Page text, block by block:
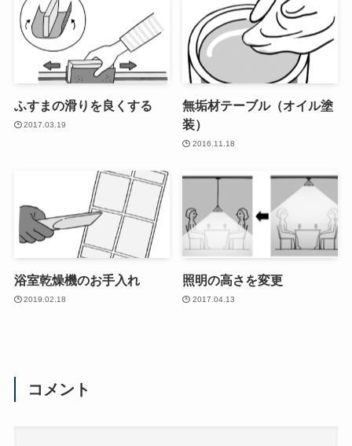
ふすまの滑りを良くする
2017.03.19
無垢材テーブル（オイル塗
装）
2016.11.18
浴室乾燥機のお手入れ
2019.02.18
照明の高さを変更
2017.04.13
コメント